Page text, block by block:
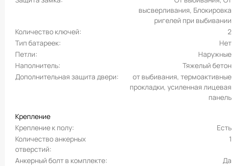
высверливания, Блокировка
ригелей при выбивании
Количество ключей
2
Тип батареек
Нет
Петли
Наружные
Наполнитель
Тяжелый бетон
Дополнительная защита двери
от выбивания, термоактивные
прокладки, усиленная лицевая
панель
Крепление
Крепление к полу
Есть
Количество анкерных
отверстий
1
Анкерный болт в комплекте Да